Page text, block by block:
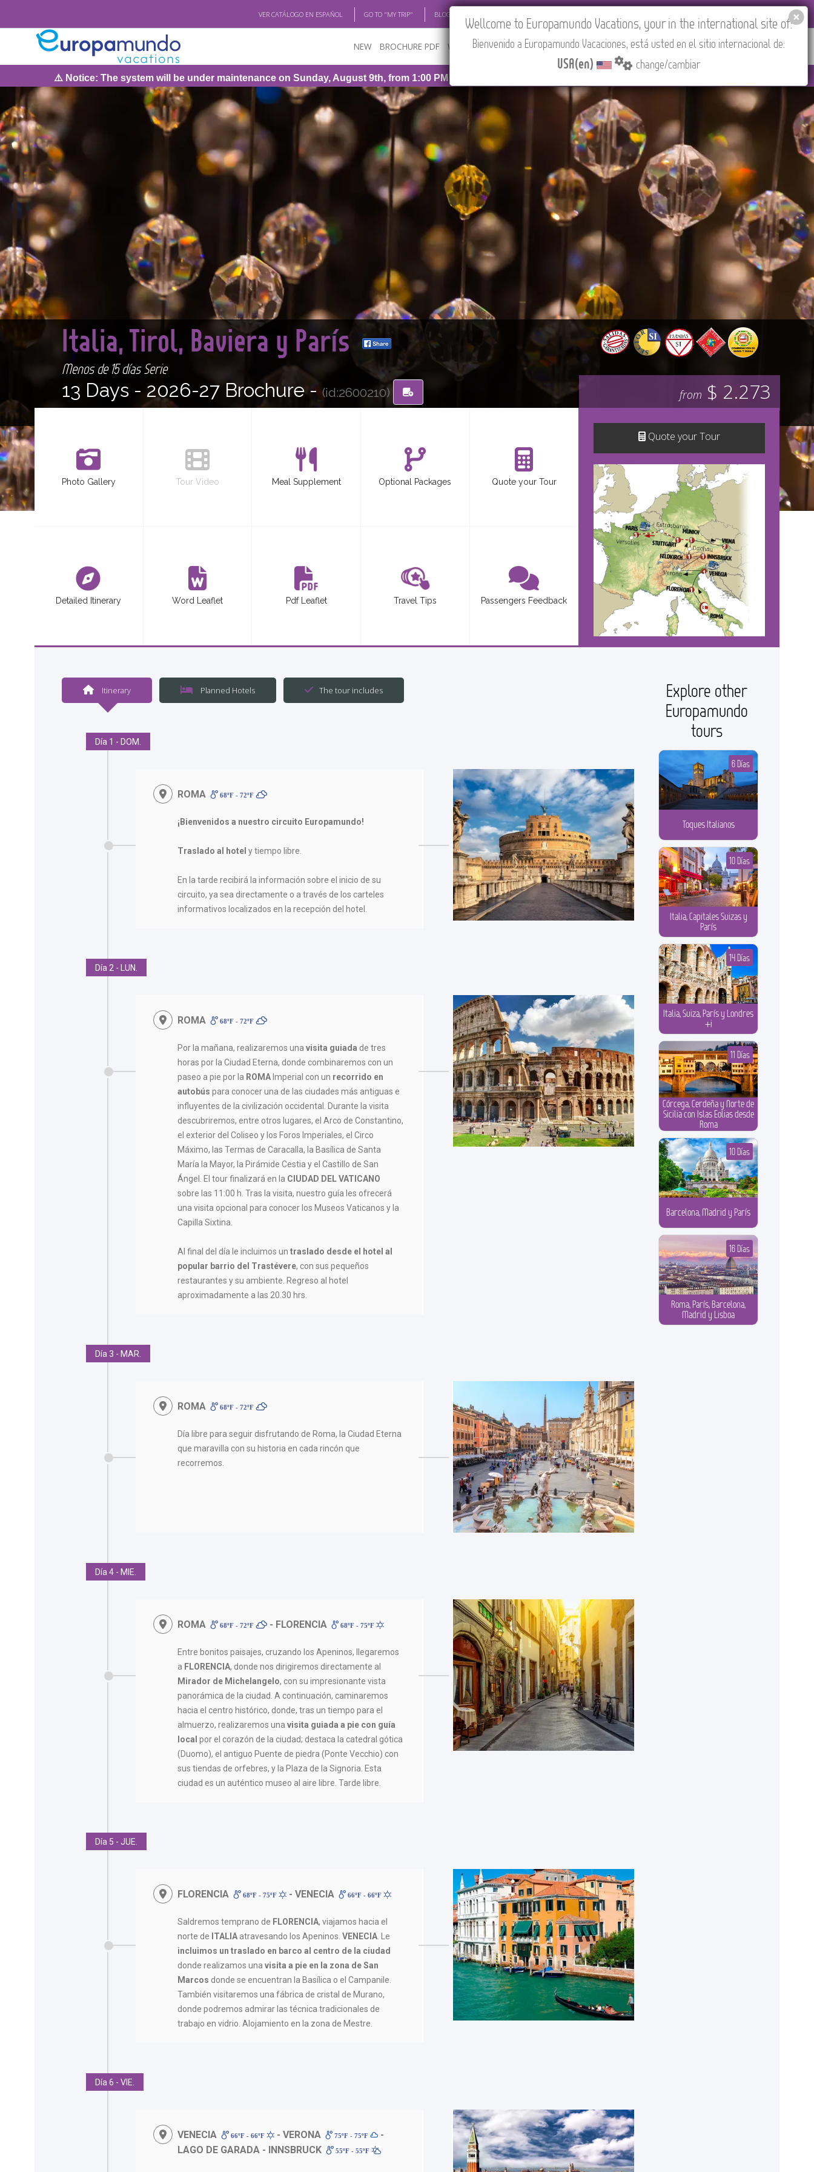
VER CATÁLOGO EN ESPAÑOL GO TO "MY TRIP" BLOG
NEW BROCHURE PDF WHERE TO BUY FEATURED ABOUT US CONTACT Find your Tour
system will be under maintenance on Sunday, August 9th, from 1:00 PM to 3:30 PM (CEST/Madrid).
Italia, Tirol, Baviera y París
Menos de 15 días Serie
13 Days - 2026-27 Brochure -(id:2600210)
Photo Gallery Tour Video Meal Supplement Optional Packages Quote your Tour
Detailed Itinerary Word Leaflet Pdf Leaflet Travel Tips Passengers Feedback
from $ 2.273
Quote your Tour
Itinerary Planned Hotels The tour includes
Día 1 - DOM.
ROMA 68ºF - 72ºF
¡Bienvenidos a nuestro circuito Europamundo!
Traslado al hotel y tiempo libre.
En la tarde recibirá la información sobre el inicio de su
circuito, ya sea directamente o a través de los carteles
informativos localizados en la recepción del hotel.
Día 2 - LUN.
ROMA 68ºF - 72ºF
Por la mañana, realizaremos unavisita guiada de tres
horas por la Ciudad Eterna, donde combinaremos con un
paseo a pie por la ROMAImperial con un recorrido en
autobús para conocer una de las ciudades más antiguas e
influyentes de la civilización occidental. Durante la visita
descubriremos, entre otros lugares, el Arco de Constantino,
el exterior del Coliseo y los Foros Imperiales, el Circo
Máximo, las Termas de Caracalla, la Basílica de Santa
María la Mayor, la Pirámide Cestia y el Castillo de San
Ángel. El tour finalizará en la CIUDAD DEL VATICANO
sobre las 11:00 h. Tras la visita, nuestro guía les ofrecerá
una visita opcional para conocer los Museos Vaticanos y la
Capilla Sixtina.
Al final del día le incluimos un traslado desde el hotel al
popular barrio del Trastévere, con sus pequeños
restaurantes y su ambiente. Regreso al hotel
aproximadamente a las 20.30 hrs.
Día 3 - MAR.
ROMA 68ºF - 72ºF
Día libre para seguir disfrutando de Roma, la Ciudad Eterna
que maravilla con su historia en cada rincón que
recorremos.
Día 4 - MIE.
ROMA 68ºF - 72ºF - FLORENCIA 68ºF - 75ºF
Entre bonitos paisajes, cruzando los Apeninos, llegaremos
a FLORENCIA, donde nos dirigiremos directamente al
Mirador de Michelangelo, con su impresionante vista
panorámica de la ciudad. A continuación, caminaremos
hacia el centro histórico, donde, tras un tiempo para el
almuerzo, realizaremos unavisita guiada a pie con guía
localpor el corazón de la ciudad; destaca la catedral gótica
(Duomo), el antiguo Puente de piedra (Ponte Vecchio) con
sus tiendas de orfebres, y la Plaza de la Signoria. Esta
ciudad es un auténtico museo al aire libre. Tarde libre.
Día 5 - JUE.
FLORENCIA 68ºF - 75ºF - VENECIA 66ºF - 66ºF
Saldremos temprano de FLORENCIA, viajamos hacia el
norte de ITALIA atravesando los Apeninos.VENECIA . Le
incluimos un traslado en barco al centro de la ciudad
donde realizamos unavisita a pie en la zona de San
Marcos donde se encuentran la Basílica o el Campanile.
También visitaremos una fábrica de cristal de Murano,
donde podremos admirar las técnica tradicionales de
trabajo en vidrio. Alojamiento en la zona de Mestre.
Día 6 - VIE.
VENECIA 66ºF - 66ºF - VERONA 75ºF - 75ºF
-
LAGO DE GARADA - INNSBRUCK
55ºF - 55ºF
Explore other
Europamundo
tours
Toques Italianos
6 Días
Italia, Capitales Suizas y
París
10 Días
Italia, Suiza, París y Londres
+i
14 Días
Córcega, Cerdeña y Norte de
Sicilia con Islas Eolias desde
Roma
11 Días
Barcelona, Madrid y París
10 Días
Roma, París, Barcelona,
Madrid y Lisboa
16 Días
Wellcome to Europamundo Vacations, your in the international site of:
Bienvenido a Europamundo Vacaciones, está usted en el sitio internacional de:
USA(en) change/cambiar